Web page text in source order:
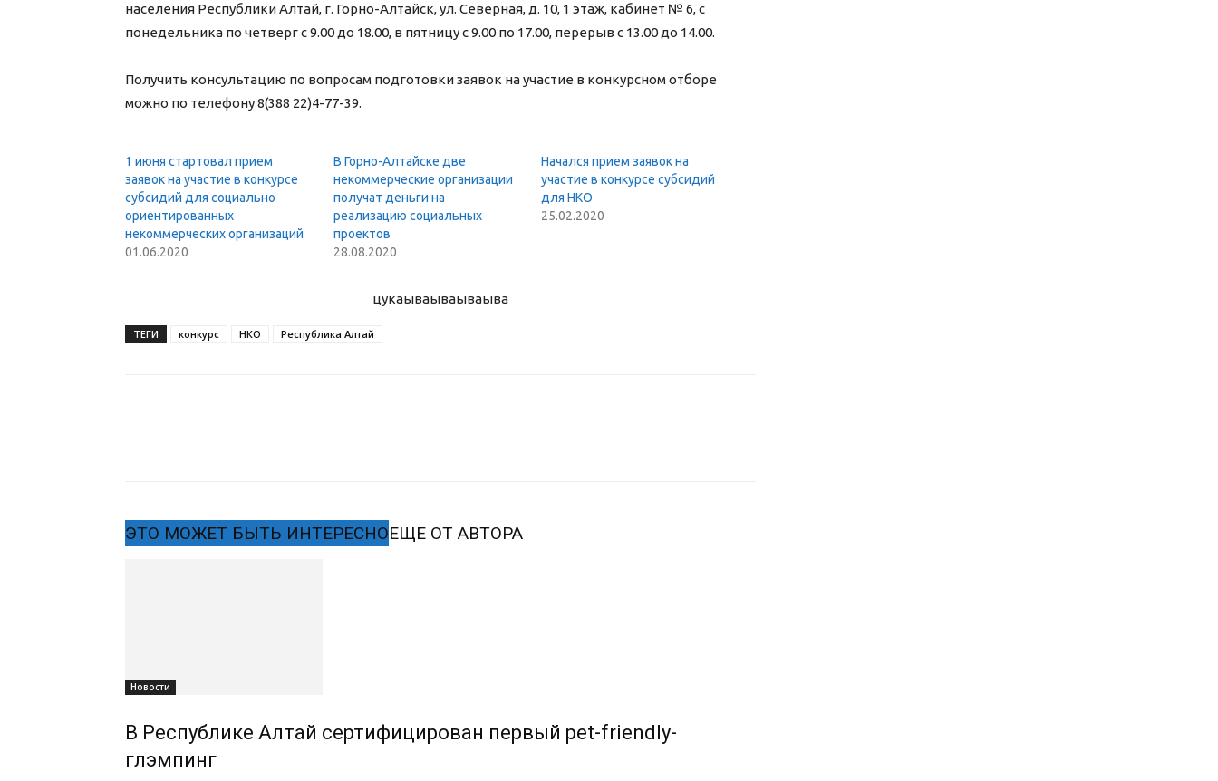
населения Республики Алтай, г. Горно-Алтайск, ул. Северная, д. 10, 1 этаж, кабинет № 6, с
понедельника по четверг с 9.00 до 18.00, в пятницу с 9.00 по 17.00, перерыв с 13.00 до 14.00.
Получить консультацию по вопросам подготовки заявок на участие в конкурсном отборе
можно по телефону 8(388 22)4-77-39.
1 июня стартовал прием
заявок на участие в конкурсе
субсидий для социально
ориентированных
некоммерческих организаций
01.06.2020
В Горно-Алтайске две
некоммерческие организации
получат деньги на
реализацию социальных
проектов
28.08.2020
Начался прием заявок на
участие в конкурсе субсидий
для НКО
25.02.2020
цукаываываываыва
ТЕГИ конкурс НКО Республика Алтай
ЭТО МОЖЕТ БЫТЬ ИНТЕРЕСНОЕЩЕ ОТ АВТОРА
Новости
В Республике Алтай сертифицирован первый pet-friendly-
глэмпинг